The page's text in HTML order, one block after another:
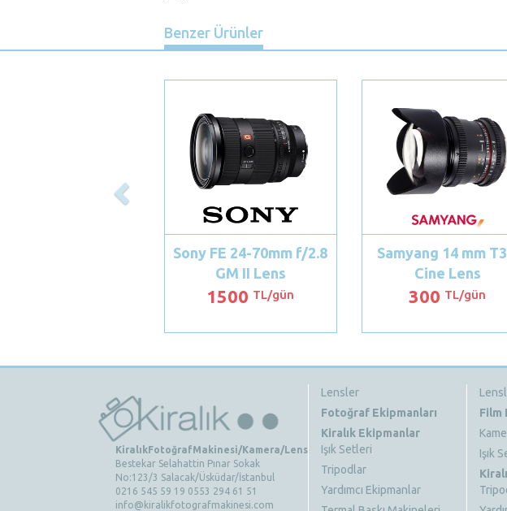
Benzer Ürünler
Sony FE 24-70mm f/2.8
GM II Lens
1500 TL/gün
Samyang 14 mm
Cine Lens
300 TL/gün
KiralıkFotoğrafMakinesi/Kamera/Lens
Bestekar Selahattin Pınar Sokak
No:123/3 Salacak/Üsküdar/İstanbul
0216 545 59 19 0553 294 61 51
info@kiralikfotografmakinesi.com
Lensler
Fotoğraf Ekipmanları
Kiralık Ekipmanlar
Işık Setleri
Tripodlar
Yardımcı Ekipmanlar
Film
Işık